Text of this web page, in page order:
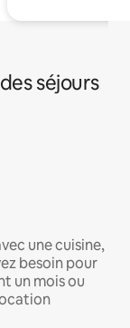
séjours
une cuisine,
besoin pour
un mois ou